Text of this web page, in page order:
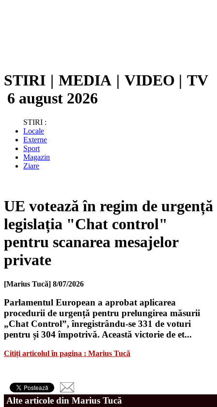
STIRI | MEDIA | VIDEO | TV
6 august 2026
STIRI :
Locale
Externe
Sport
Magazin
Ziare
UE votează în regim de urgență
legislația "Chat control"
pentru scanarea mesajelor
private
[Marius Tucă] 8/07/2026
Parlamentul European a aprobat aplicarea
procedurii de urgență pentru prelungirea măsurii
„Chat Control”, înregistrându-se 331 de voturi
pentru și 304 împotrivă. Această victorie de et...
Citiți articolul în pagina : Marius Tucă
Alte articole din Marius Tucă